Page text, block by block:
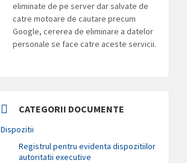
eliminate de pe server dar salvate de
catre motoare de cautare precum
Google, cererea de eliminare a datelor
personale se face catre aceste servicii.
CATEGORII DOCUMENTE
Dispozitii
Registrul pentru evidenta dispozitiilor
autoritatii executive